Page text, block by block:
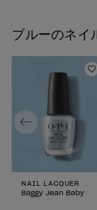
ブルーのネイ
NAIL LACQUER
Baggy Jean Baby
Previous